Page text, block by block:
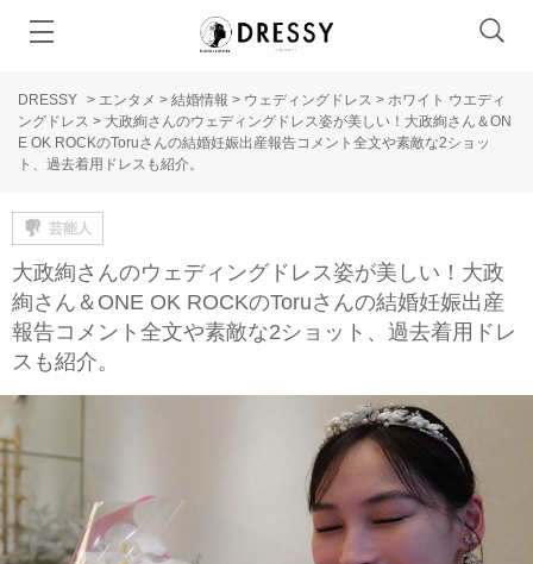
DRESSY > エンタメ > 結婚情報 > ウェディングドレス > ホワイト ウエディ
ングドレス > 大政絢さんのウェディングドレス姿が美しい！大政絢さん＆ON
E OK ROCKのToruさんの結婚妊娠出産報告コメント全文や素敵な2ショッ
ト、過去着用ドレスも紹介。
芸能人
大政絢さんのウェディングドレス姿が美しい！大政
絢さん＆ONE OK ROCKのToruさんの結婚妊娠出産
報告コメント全文や素敵な2ショット、過去着用ドレ
スも紹介。